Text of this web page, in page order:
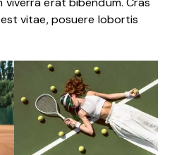
vitae, posuere lobortis